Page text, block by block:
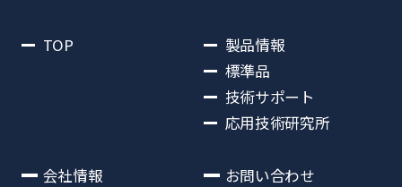
TOP
製品情報
標準品
技術サポート
応用技術研究所
会社情報
お問い合わせ